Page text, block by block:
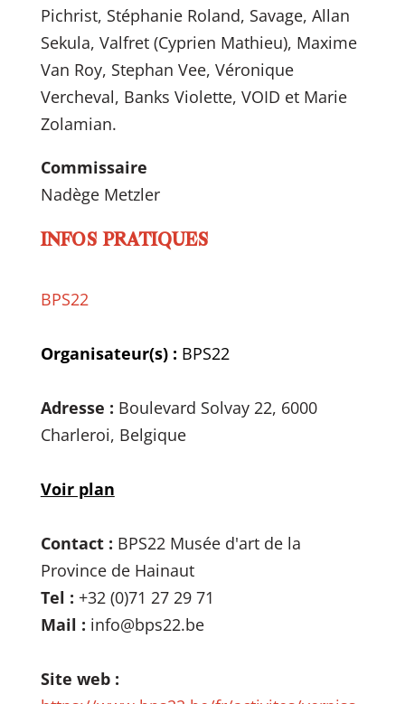
Pichrist, Stéphanie Roland, Savage, Allan
Sekula, Valfret (Cyprien Mathieu), Maxime
Van Roy, Stephan Vee, Véronique
Vercheval, Banks Violette, VOID et Marie
Zolamian.
Commissaire
Nadège Metzler
INFOS PRATIQUES
BPS22
Organisateur(s) : BPS22
Adresse : Boulevard Solvay 22, 6000
Charleroi, Belgique
Voir plan
Contact : BPS22 Musée d'art de la
Province de Hainaut
Tel : +32 (0)71 27 29 71
Mail : info@bps22.be
Site web :